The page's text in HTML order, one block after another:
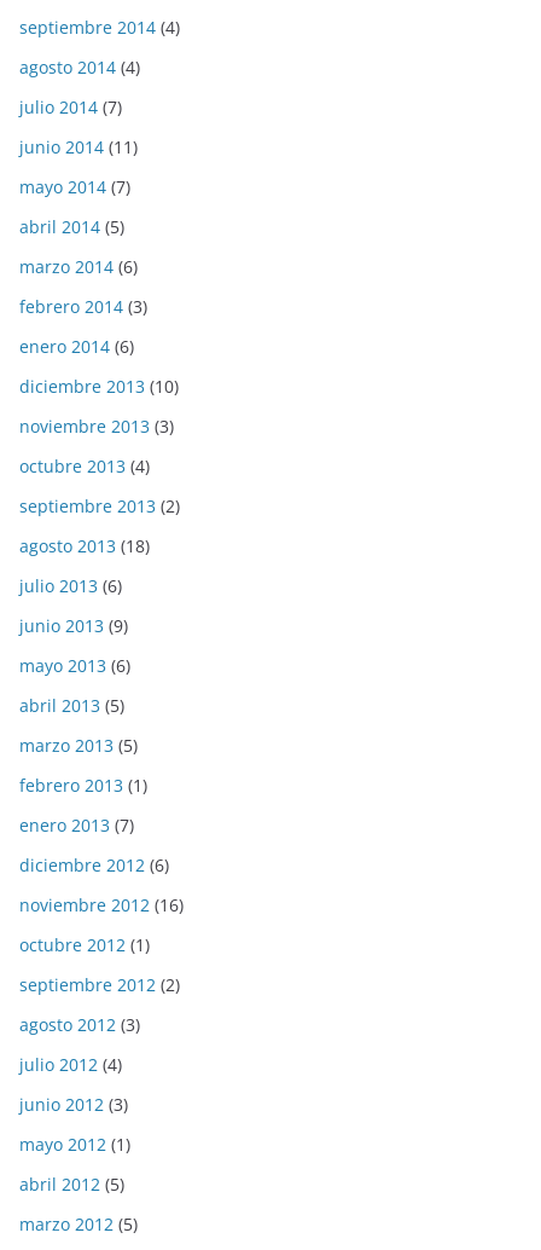
septiembre 2014 (4)
agosto 2014 (4)
julio 2014 (7)
junio 2014 (11)
mayo 2014 (7)
abril 2014 (5)
marzo 2014 (6)
febrero 2014 (3)
enero 2014 (6)
diciembre 2013 (10)
noviembre 2013 (3)
octubre 2013 (4)
septiembre 2013 (2)
agosto 2013 (18)
julio 2013 (6)
junio 2013 (9)
mayo 2013 (6)
abril 2013 (5)
marzo 2013 (5)
febrero 2013 (1)
enero 2013 (7)
diciembre 2012 (6)
noviembre 2012 (16)
octubre 2012 (1)
septiembre 2012 (2)
agosto 2012 (3)
julio 2012 (4)
junio 2012 (3)
mayo 2012 (1)
abril 2012 (5)
marzo 2012 (5)